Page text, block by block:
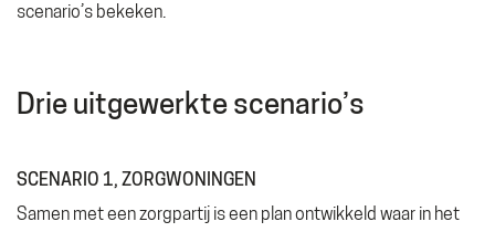
scenario’s bekeken.
Drie uitgewerkte scenario’s
SCENARIO 1, ZORGWONINGEN
Samen met een zorgpartij is een plan ontwikkeld waar in het